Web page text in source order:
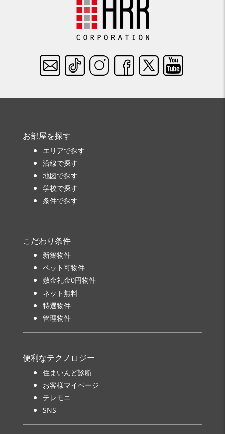
お部屋を探す
エリアで探す
沿線で探す
地図で探す
学校で探す
条件で探す
こだわり条件
新築物件
ペット可物件
敷金礼金0円物件
ネット無料
特選物件
管理物件
便利なテクノロジー
住まいんど診断
お客様マイページ
テレモニ
SNS